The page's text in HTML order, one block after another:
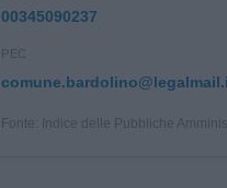
00345090237
PEC
Fonte: Indice delle Pubbliche